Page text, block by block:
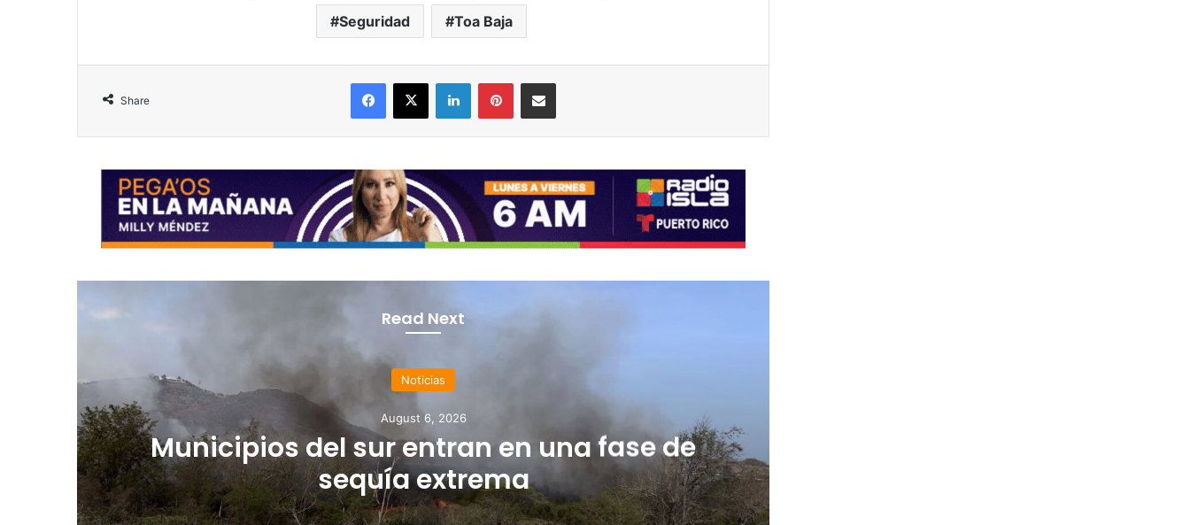
Seguridad Toa Baja
Share
Facebook
X LinkedInPinterestShare via Email
Read Next
Noticias
August 6, 2026
Municipios del sur entran en una fase de
sequía extrema